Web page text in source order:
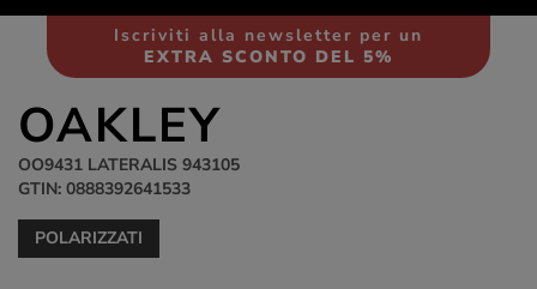
Iscriviti alla newsletter per un
EXTRA SCONTO DEL 5%
Occhiali da sole Uomo
OAKLEY
OO9431 LATERALIS 943105
GTIN: 0888392641533
POLARIZZATI